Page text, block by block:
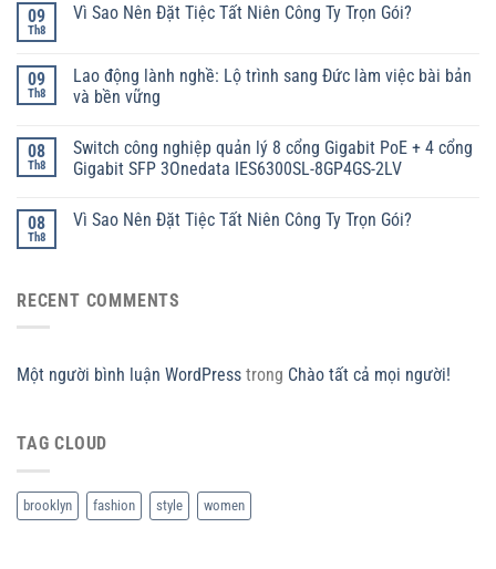
09
Th8
Vì Sao Nên Đặt Tiệc Tất Niên Công Ty Trọn Gói?
09
Th8
Lao động lành nghề: Lộ trình sang Đức làm việc bài bản
và bền vững
08
Th8
Switch công nghiệp quản lý 8 cổng Gigabit PoE + 4 cổng
Gigabit SFP 3Onedata IES6300SL-8GP4GS-2LV
08
Th8
Vì Sao Nên Đặt Tiệc Tất Niên Công Ty Trọn Gói?
RECENT COMMENTS
Một người bình luận WordPress trong Chào tất cả mọi người!
TAG CLOUD
brooklyn fashion style women